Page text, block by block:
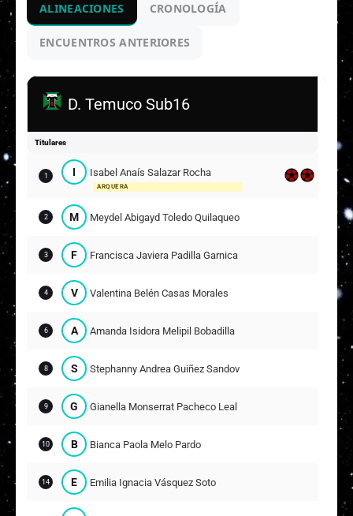
ALINEACIONES CRONOLOGÍA
ENCUENTROS ANTERIORES
D. Temuco Sub16
Titulares
1 I Isabel Anaís Salazar Rocha
ARQUERA
2 M Meydel Abigayd Toledo Quilaqueo
3 F Francisca Javiera Padilla Garnica
4 V Valentina Belén Casas Morales
6 A Amanda Isidora Melipil Bobadilla
8 S Stephanny Andrea Guiñez Sandoval
9 G Gianella Monserrat Pacheco Leal
10 B Bianca Paola Melo Pardo
14 E Emilia Ignacia Vásquez Soto